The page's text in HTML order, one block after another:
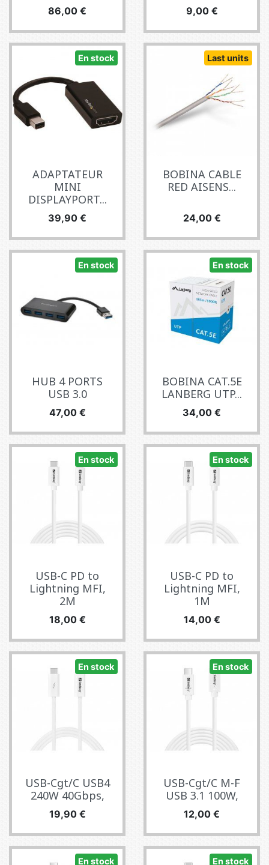
Precio
86,00 € Precio
9,00 €
En stock
ADAPTATEUR
MINI
DISPLAYPORT...
Precio
39,90 €
Last units
BOBINA CABLE
RED AISENS...
Precio
24,00 €
En stock
HUB 4 PORTS
USB 3.0
Precio
47,00 €
En stock
BOBINA CAT.5E
LANBERG UTP...
Precio
34,00 €
En stock
USB-C PD to
Lightning MFI,
2M
Precio
18,00 €
En stock
USB-C PD to
Lightning MFI,
1M
Precio
14,00 €
En stock
USB-Cgt/C USB4
240W 40Gbps,
Precio
19,90 €
En stock
USB-Cgt/C M-F
USB 3.1 100W,
Precio
12,00 €
En stock En stock